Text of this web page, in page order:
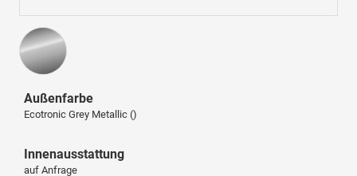
Außenfarbe
Ecotronic Grey Metallic ()
Innenausstattung
auf Anfrage